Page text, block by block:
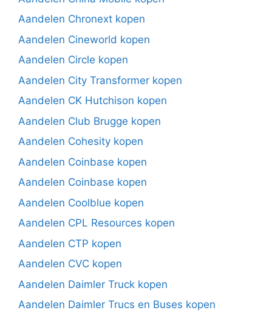
Aandelen Chronext kopen
Aandelen Cineworld kopen
Aandelen Circle kopen
Aandelen City Transformer kopen
Aandelen CK Hutchison kopen
Aandelen Club Brugge kopen
Aandelen Cohesity kopen
Aandelen Coinbase kopen
Aandelen Coinbase kopen
Aandelen Coolblue kopen
Aandelen CPL Resources kopen
Aandelen CTP kopen
Aandelen CVC kopen
Aandelen Daimler Truck kopen
Aandelen Daimler Trucs en Buses kopen